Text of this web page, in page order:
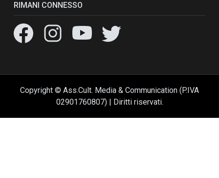
RIMANI CONNESSO
Copyright © Ass.Cult. Media & Communication (P.IVA
02901760807) | Diritti riservati.